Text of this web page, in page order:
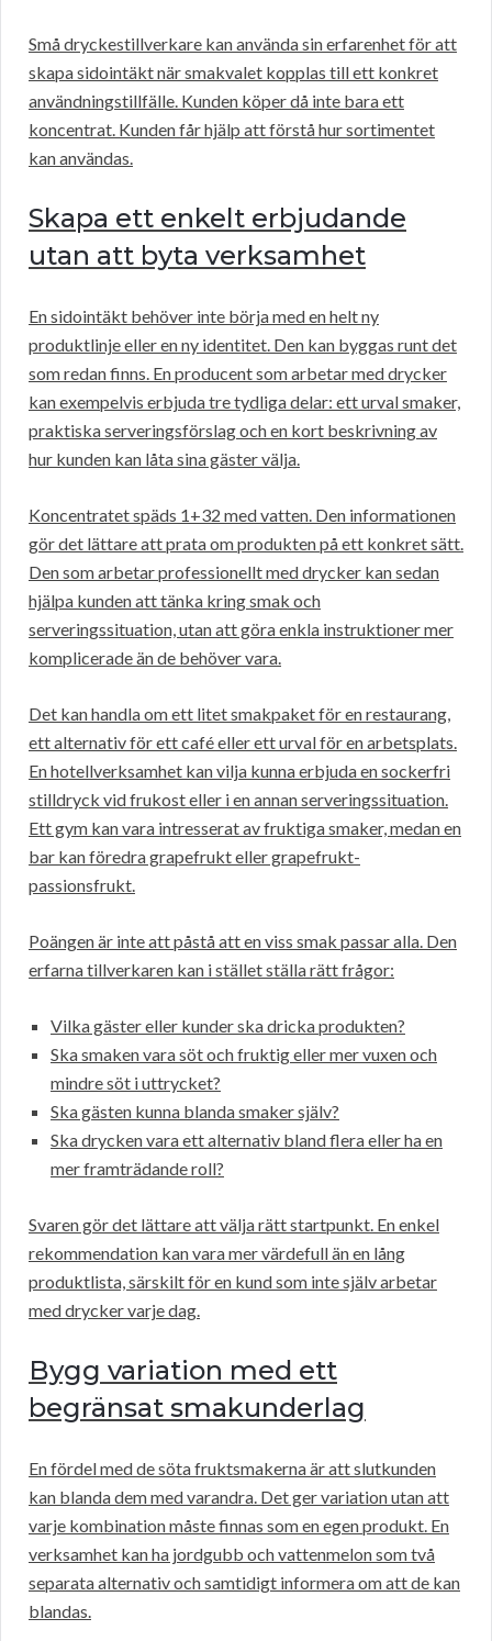
Små dryckestillverkare kan använda sin erfarenhet för att
skapa sidointäkt när smakvalet kopplas till ett konkret
användningstillfälle. Kunden köper då inte bara ett
koncentrat. Kunden får hjälp att förstå hur sortimentet
kan användas.
Skapa ett enkelt erbjudande
utan att byta verksamhet
En sidointäkt behöver inte börja med en helt ny
produktlinje eller en ny identitet. Den kan byggas runt det
som redan finns. En producent som arbetar med drycker
kan exempelvis erbjuda tre tydliga delar: ett urval smaker,
praktiska serveringsförslag och en kort beskrivning av
hur kunden kan låta sina gäster välja.
Koncentratet späds 1+32 med vatten. Den informationen
gör det lättare att prata om produkten på ett konkret sätt.
Den som arbetar professionellt med drycker kan sedan
hjälpa kunden att tänka kring smak och
serveringssituation, utan att göra enkla instruktioner mer
komplicerade än de behöver vara.
Det kan handla om ett litet smakpaket för en restaurang,
ett alternativ för ett café eller ett urval för en arbetsplats.
En hotellverksamhet kan vilja kunna erbjuda en sockerfri
stilldryck vid frukost eller i en annan serveringssituation.
Ett gym kan vara intresserat av fruktiga smaker, medan en
bar kan föredra grapefrukt eller grapefrukt-
passionsfrukt.
Poängen är inte att påstå att en viss smak passar alla. Den
erfarna tillverkaren kan i stället ställa rätt frågor:
Vilka gäster eller kunder ska dricka produkten?
Ska smaken vara söt och fruktig eller mer vuxen och
mindre söt i uttrycket?
Ska gästen kunna blanda smaker själv?
Ska drycken vara ett alternativ bland flera eller ha en
mer framträdande roll?
Svaren gör det lättare att välja rätt startpunkt. En enkel
rekommendation kan vara mer värdefull än en lång
produktlista, särskilt för en kund som inte själv arbetar
med drycker varje dag.
Bygg variation med ett
begränsat smakunderlag
En fördel med de söta fruktsmakerna är att slutkunden
kan blanda dem med varandra. Det ger variation utan att
varje kombination måste finnas som en egen produkt. En
verksamhet kan ha jordgubb och vattenmelon som två
separata alternativ och samtidigt informera om att de kan
blandas.